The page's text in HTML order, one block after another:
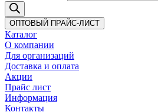
ОПТОВЫЙ ПРАЙС-ЛИСТ
Каталог
О компании
Для организаций
Доставка и оплата
Акции
Прайс лист
Информация
Контакты